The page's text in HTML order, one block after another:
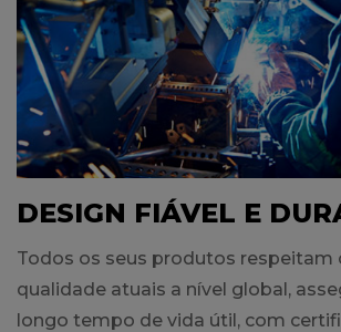
DESIGN FIÁVEL E
Todos os seus produtos respeitam
qualidade atuais a nível global,
longo tempo de vida útil, com